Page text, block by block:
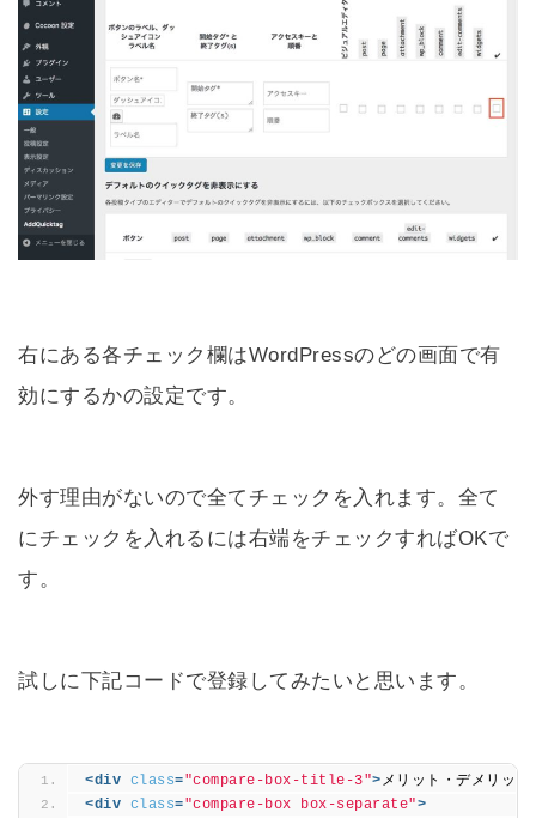
右にある各チェック欄はWordPressのどの画面で有
効にするかの設定です。
外す理由がないので全てチェックを入れます。全て
にチェックを入れるには右端をチェックすればOKで
す。
試しに下記コードで登録してみたいと思います。
<div class="compare-box-title-3">メリット・デメリット
<div class="compare-box box-separate">